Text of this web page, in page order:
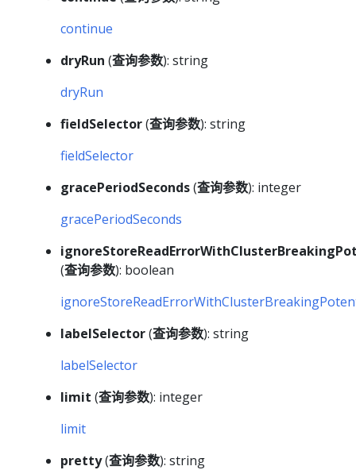
continue
dryRun (查询参数): string
dryRun
fieldSelector(查询参数): string
fieldSelector
gracePeriodSeconds(查询参数): integer
gracePeriodSeconds
(查询参数): boolean
labelSelector(查询参数): string
labelSelector
limit (查询参数): integer
limit
pretty(查询参数): string